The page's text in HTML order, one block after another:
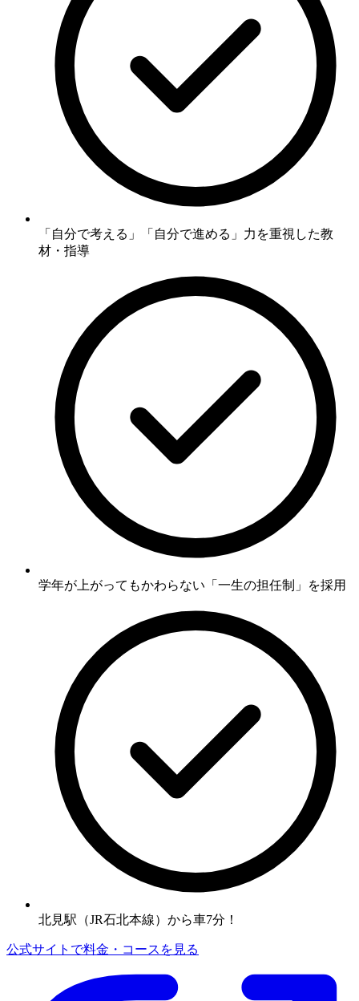
「自分で考える」「自分で進める」力 を重視した教
材・指導
学年が上がってもかわらない 「一生の担任制」 を採用
北見駅（JR石北本線）から車7分！
公式サイトで料金・コースを見る